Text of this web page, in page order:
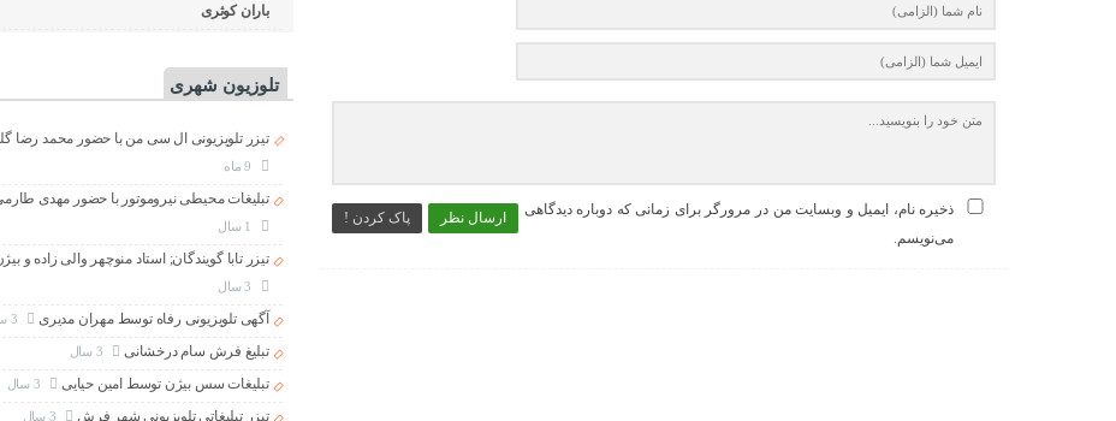
ارسال نظر پاک کردن !
ذخیره نام، ایمیل و وبسایت من در مرورگر برای زمانی که دوباره دیدگاهی
می‌نویسم.
باران کوثری
تلوزیون شهری
تیزر تلویزیونی ال سی من با حضور محمد رضا
تبلیغات محیطی نیروموتور با حضور مهدی
تیزر تابا گویندگان; استاد منوچهر والی زاده و
آگهی تلویزیونی رفاه توسط مهران مدیری
تبلیغ فرش سام درخشانی
تبلیغات سس بیژن توسط امین حیایی
تیزر تبلیغاتی تلویزیونی شهر فرش